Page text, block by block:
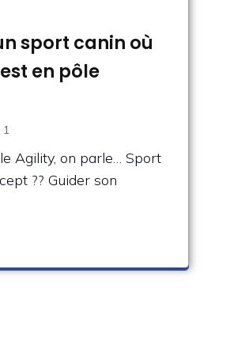
sport canin où
en pôle
1
Agility, on parle… Sport
?? Guider son